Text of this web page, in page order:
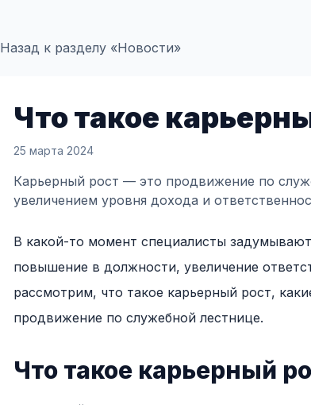
Назад к разделу «Новости»
Что такое
25 марта 2024
Карьерный рост — это продвижение по
увеличением уровня дохода и
В какой-то момент специалисты
повышение в должности, увеличение
рассмотрим, что такое карьерный рост,
продвижение по служебной лестнице.
Что такое карьерный